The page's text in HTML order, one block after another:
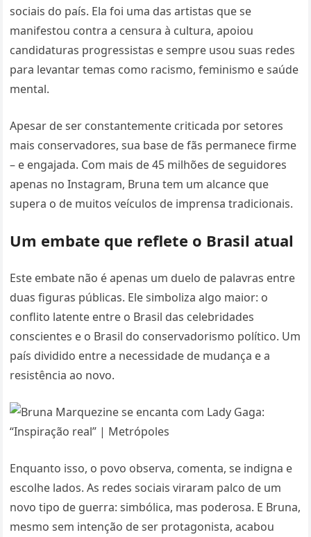
sociais do país. Ela foi uma das artistas que se
manifestou contra a censura à cultura, apoiou
candidaturas progressistas e sempre usou suas redes
para levantar temas como racismo, feminismo e saúde
mental.
Apesar de ser constantemente criticada por setores
mais conservadores, sua base de fãs permanece firme
– e engajada. Com mais de 45 milhões de seguidores
apenas no Instagram, Bruna tem um alcance que
supera o de muitos veículos de imprensa tradicionais.
Um embate que reflete o Brasil atual
Este embate não é apenas um duelo de palavras entre
duas figuras públicas. Ele simboliza algo maior: o
conflito latente entre o Brasil das celebridades
conscientes e o Brasil do conservadorismo político. Um
país dividido entre a necessidade de mudança e a
resistência ao novo.
Enquanto isso, o povo observa, comenta, se indigna e
escolhe lados. As redes sociais viraram palco de um
novo tipo de guerra: simbólica, mas poderosa. E Bruna,
mesmo sem intenção de ser protagonista, acabou